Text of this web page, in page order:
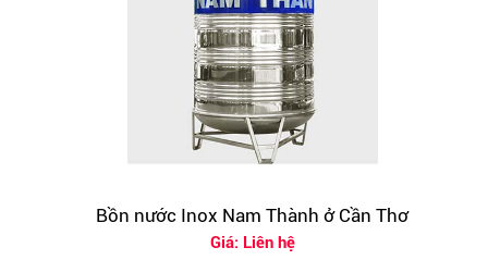
Bồn nước Inox Nam Thành ở Cần Thơ
Giá: Liên hệ